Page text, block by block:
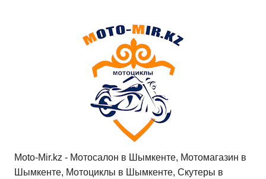
Moto-Mir.kz - Мотосалон в Шымкенте, Мотомагазин в
Шымкенте, Мотоциклы в Шымкенте, Скутеры в